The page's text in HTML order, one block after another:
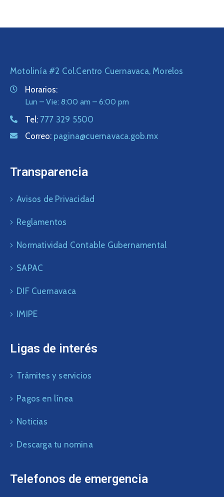
Motolinía #2 Col.Centro Cuernavaca, Morelos
Horarios:
Lun – Vie: 8:00 am – 6:00 pm
Tel: 777 329 5500
Correo: pagina@cuernavaca.gob.mx
Transparencia
Avisos de Privacidad
Reglamentos
Normatividad Contable Gubernamental
SAPAC
DIF Cuernavaca
IMIPE
Ligas de interés
Trámites y servicios
Pagos en línea
Noticias
Descarga tu nomina
Telefonos de emergencia